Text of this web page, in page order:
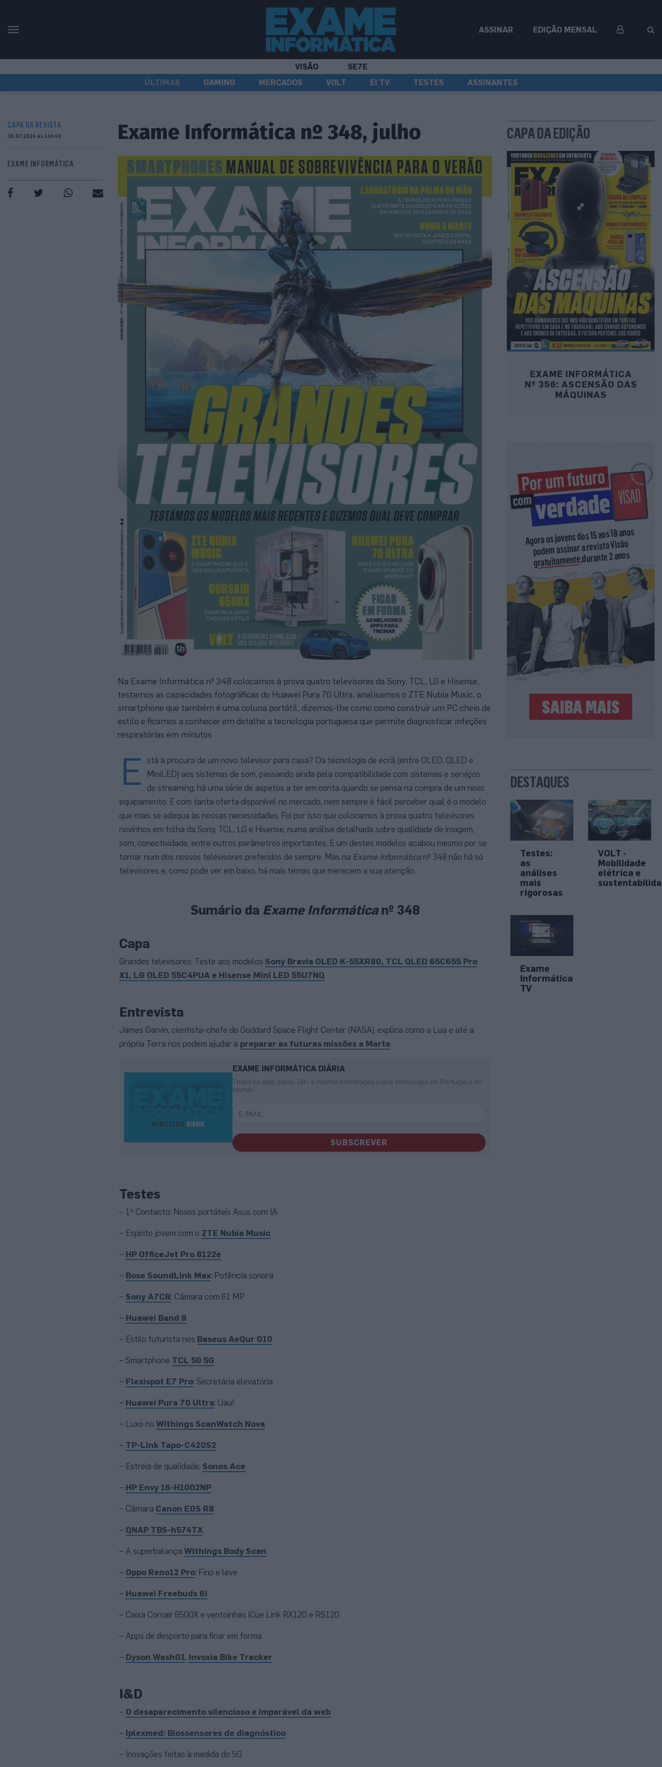
ASSINAR EDIÇÃO MENSAL
VISÃO
SE7E
ÚLTIMAS
GAMING MERCADOS VOLT EI TV TESTES ASSINANTES
CAPA DA REVISTA
30.07.2024 às 14h40
EXAME INFORMÁTICA
Exame Informática nº 348, julho
Na Exame Informática nº 348 colocamos à prova quatro televisores da Sony, TCL, LG e Hisense,
testamos as capacidades fotográficas do Huawei Pura 70 Ultra, analisamos o ZTE Nubia Music, o
smartphone que também é uma coluna portátil, dizemos-lhe como como construir um PC cheio de
estilo e ficamos a conhecer em detalhe a tecnologia portuguesa que permite diagnosticar infeções
respiratórias em minutos
E
stá à procura de um novo televisor para casa? Da tecnologia de ecrã (entre OLED, QLED e
MiniLED) aos sistemas de som, passando ainda pela compatibilidade com sistemas e serviços
de streaming, há uma série de aspetos a ter em conta quando se pensa na compra de um novo
equipamento. E com tanta oferta disponível no mercado, nem sempre é fácil perceber qual é o modelo
que mais se adequa às nossas necessidades. Foi por isso que colocamos à prova quatro televisores
novinhos em folha da Sony, TCL, LG e Hisense, numa análise detalhada sobre qualidade de imagem,
som, conectividade, entre outros parâmetros importantes. E um destes modelos acabou mesmo por se
tornar num dos nossos televisores preferidos de sempre. Mas na Exame Informática nº 348 não há só
televisores e, como pode ver em baixo, há mais temas que merecem a sua atenção.
Sumário da Exame Informáticanº 348
Capa
Grandes televisores: Teste aos modelos Sony Bravia OLED K-55XR80, TCL QLED 65C655 Pro
X1, LG OLED 55C4PUA e Hisense Mini LED 55U7NQ
Entrevista
James Garvin, cientista-chefe do Goddard Space Flight Center (NASA), explica como a Lua e até a
própria Terra nos podem ajudar a preparar as futuras missões a Marte
EXAME INFORMÁTICA DIÁRIA
Todos os dias, pelas 18h, a melhor informação sobre tecnologia em Portugal e no
mundo
SUBSCREVER
Testes
– 1º Contacto: Novos portáteis Asus com IA
– Espírito jovem com o ZTE Nubia Music
– HP OfficeJet Pro 8122e
– Bose SoundLink Max: Potência sonora
– Sony A7CR: Câmara com 61 MP
– Huawei Band 9
– Estilo futurista nos Baseus AeQur G10
– Smartphone TCL 50 5G
– Flexispot E7 Pro: Secretária elevatória
– Huawei Pura 70 Ultra: Uau!
– Luxo no Withings ScanWatch Nova
– TP-Link Tapo-C420S2
– Estreia de qualidade: Sonos Ace
– HP Envy 16-H1002NP
– Câmara Canon EOS R8
– QNAP TBS-h574TX
– A superbalança Withings Body Scan
– Oppo Reno12 Pro: Fino e leve
– Huawei Freebuds 6i
– Caixa Corsair 6500X e ventoinhas iCue Link RX120 e RS120
– Apps de desporto para ficar em forma
– Dyson WashG1, Invoxia Bike Tracker
I&D
– O desaparecimento silencioso e imparável da web
– Iplexmed: Biossensores de diagnóstico
– Inovações feitas à medida do 5G
CAPA DA EDIÇÃO
EXAME INFORMÁTICA
Nº 356: ASCENSÃO DAS
MÁQUINAS
DESTAQUES
Testes:
as
análises
mais
rigorosas
VOLT -
Mobilidade
elétrica e
Exame
Informática
TV